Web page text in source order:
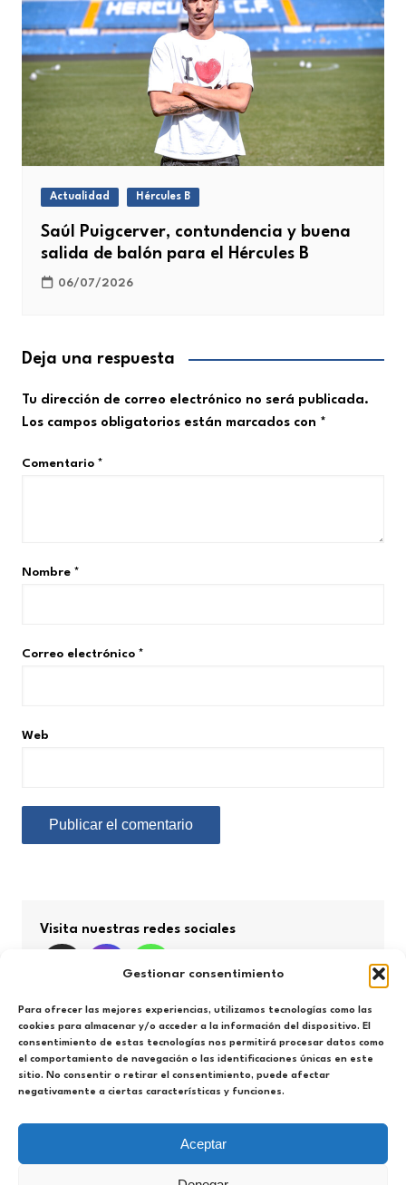
Gestionar consentimiento
Para ofrecer las mejores experiencias, utilizamos tecnologías como las
cookies para almacenar y/o acceder a la información del dispositivo. El
consentimiento de estas tecnologías nos permitirá procesar datos como
el comportamiento de navegación o las identificaciones únicas en este
sitio. No consentir o retirar el consentimiento, puede afectar
negativamente a ciertas características y funciones.
Aceptar
Actualidad Hércules B
Saúl Puigcerver, contundencia y buena
salida de balón para el Hércules B
06/07/2026
Deja una respuesta
Tu dirección de correo electrónico no será publicada.
Los campos obligatorios están marcados con *
Comentario *
Nombre *
Correo electrónico *
Web
Visita nuestras redes sociales
Búsqueda por categorías
Búsqueda